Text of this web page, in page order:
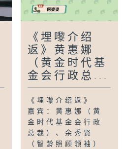
《埋嚟介绍
返》黄惠娜
（黄金时代基
金会行政总...
《埋嚟介绍返》
嘉宾：黄惠娜（黄
金时代基金会行政
总裁）、余秀贤
（智龄照顾领袖）